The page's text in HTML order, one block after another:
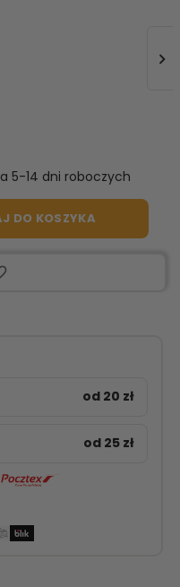

5-14 dni roboczych
DO KOSZYKA
od 20 zł
od 25 zł